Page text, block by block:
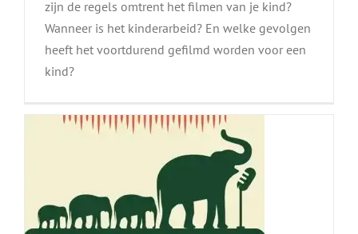
zijn de regels omtrent het filmen van je kind?
Wanneer is het kinderarbeid? En welke gevolgen
heeft het voortdurend gefilmd worden voor een
kind?
Podcast Schermtijd, hoeveel
geef je je kind en hoe vul je
deze tijd in? – Compananny